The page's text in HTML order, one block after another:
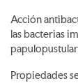
Acción
las bacterias
Propiedades